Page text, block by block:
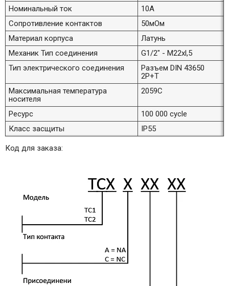
Номинальный ток
10A
Сопротивление контактов
50мОм
Материал корпуса
Латунь
Механик Тип соединения
G1/2" - M22xl,5
Тип электрического соединения
Разъем DIN 43650
2P+T
Максимальная температура
носителя
2059C
Ресурс
100 000 cycle
Класс засщиты
IP55
Код для заказа: